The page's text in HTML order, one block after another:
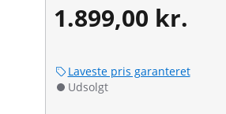
1.899,00 kr.
Laveste pris garanteret
Udsolgt